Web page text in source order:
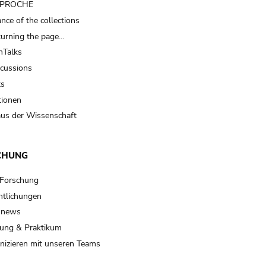
of the collections
the page…
der Wissenschaft
& Praktikum
mit unseren Teams